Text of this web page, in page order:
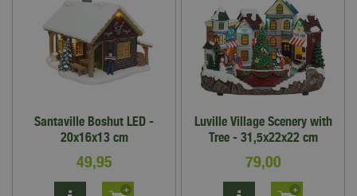
Santaville Boshut LED -
20x16x13 cm
49,95
Luville Village Scenery with
Tree - 31,5x22x22 cm
79,00